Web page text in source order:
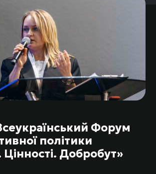
Форум
політики
Добробут»